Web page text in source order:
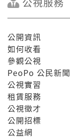
公開資訊
如何收看
參觀公視
PeoPo 公民新聞
公視實習
租賃服務
公視徵才
公開招標
公益網